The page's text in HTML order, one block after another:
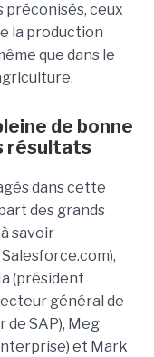
préconisés, ceux
la production
que dans le
de bonne
résultats
dans cette
des grands
savoir
(président
général de
de SAP), Meg
et Mark